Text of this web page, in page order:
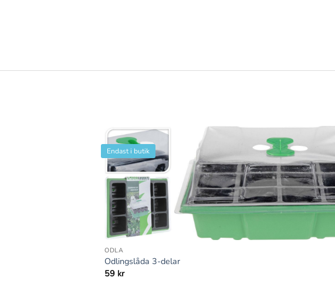
Endast i butik
ODLA
Odlingslåda 3-delar
59 kr